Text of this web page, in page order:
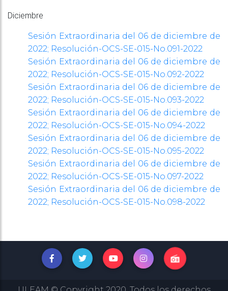
Diciembre
Sesión Extraordinaria del 06 de diciembre de
2022; Resolución-OCS-SE-015-No.091-2022
Sesión Extraordinaria del 06 de diciembre de
2022; Resolución-OCS-SE-015-No.092-2022
Sesión Extraordinaria del 06 de diciembre de
2022; Resolución-OCS-SE-015-No.093-2022
Sesión Extraordinaria del 06 de diciembre de
2022; Resolución-OCS-SE-015-No.094-2022
Sesión Extraordinaria del 06 de diciembre de
2022; Resolución-OCS-SE-015-No.095-2022
Sesión Extraordinaria del 06 de diciembre de
2022; Resolución-OCS-SE-015-No.097-2022
Sesión Extraordinaria del 06 de diciembre de
2022; Resolución-OCS-SE-015-No.098-2022